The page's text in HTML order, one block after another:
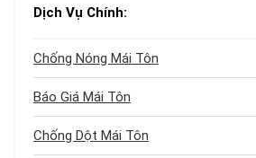
Dịch Vụ Chính:
Chống Nóng Mái Tôn
Báo Giá Mái Tôn
Chống Dột Mái Tôn